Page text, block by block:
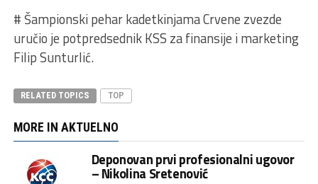
# Šampionski pehar kadetkinjama Crvene zvezde
uručio je potpredsednik KSS za finansije i marketing
Filip Sunturlić.
RELATED TOPICS TOP
MORE IN AKTUELNO
Deponovan prvi profesionalni ugovor
– Nikolina Sretenović